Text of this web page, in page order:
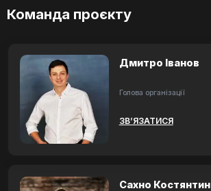
Команда проєкту
Дмитро Іванов
Голова організації
ЗВ’ЯЗАТИСЯ
Сахно Костянтин